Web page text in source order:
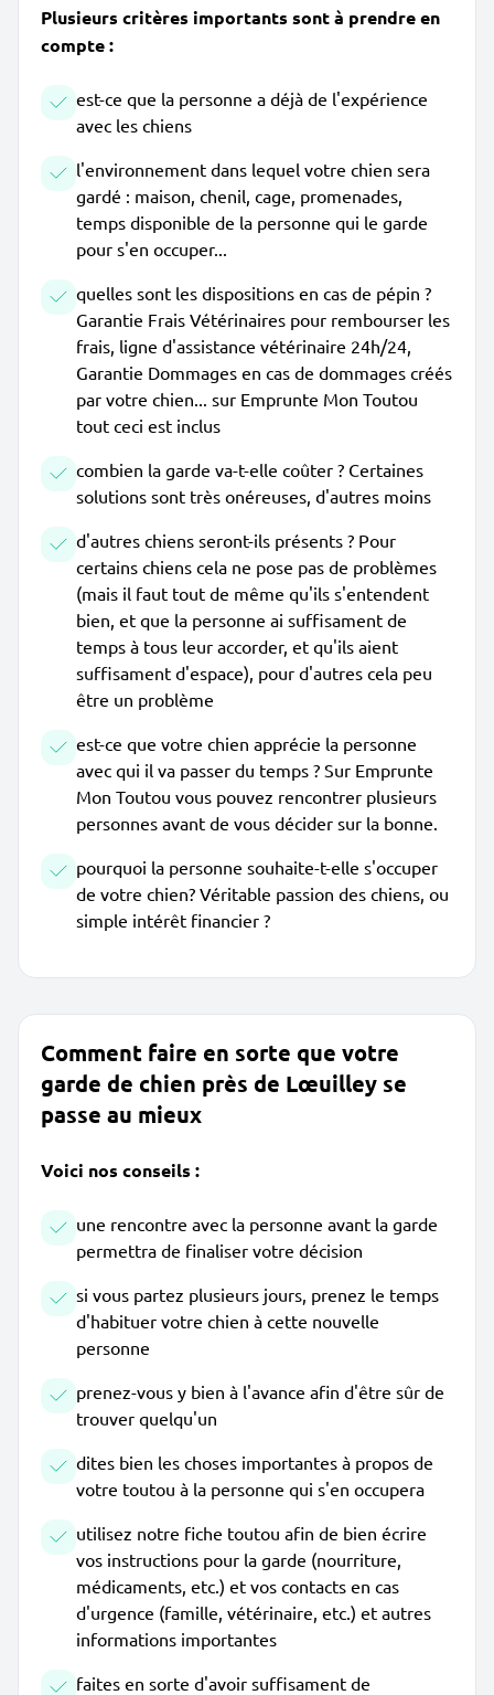
Plusieurs critères importants sont à prendre en
compte :
est-ce que la personne a déjà de l'expérience
avec les chiens
l'environnement dans lequel votre chien sera
gardé : maison, chenil, cage, promenades,
temps disponible de la personne qui le garde
pour s'en occuper...
quelles sont les dispositions en cas de pépin ?
Garantie Frais Vétérinaires pour rembourser les
frais, ligne d'assistance vétérinaire 24h/24,
Garantie Dommages en cas de dommages créés
par votre chien... sur Emprunte Mon Toutou
tout ceci est inclus
combien la garde va-t-elle coûter ? Certaines
solutions sont très onéreuses, d'autres moins
d'autres chiens seront-ils présents ? Pour
certains chiens cela ne pose pas de problèmes
(mais il faut tout de même qu'ils s'entendent
bien, et que la personne ai suffisament de
temps à tous leur accorder, et qu'ils aient
suffisament d'espace), pour d'autres cela peu
être un problème
est-ce que votre chien apprécie la personne
avec qui il va passer du temps ? Sur Emprunte
Mon Toutou vous pouvez rencontrer plusieurs
personnes avant de vous décider sur la bonne.
pourquoi la personne souhaite-t-elle s'occuper
de votre chien? Véritable passion des chiens, ou
simple intérêt financier ?
Comment faire en sorte que votre
garde de chien près de Lœuilley se
passe au mieux
Voici nos conseils :
une rencontre avec la personne avant la garde
permettra de finaliser votre décision
si vous partez plusieurs jours, prenez le temps
d'habituer votre chien à cette nouvelle
personne
prenez-vous y bien à l'avance afin d'être sûr de
trouver quelqu'un
dites bien les choses importantes à propos de
votre toutou à la personne qui s'en occupera
utilisez notre fiche toutou afin de bien écrire
vos instructions pour la garde (nourriture,
médicaments, etc.) et vos contacts en cas
d'urgence (famille, vétérinaire, etc.) et autres
informations importantes
faites en sorte d'avoir suffisament de